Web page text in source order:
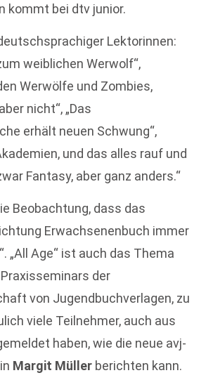
kommt bei dtv junior.
Lektorinnen:
weiblichen Werwolf“,
Werwölfe und Zombies,
nicht“, „Das
erhält neuen Schwung“,
und das alles rauf und
Fantasy, aber ganz anders.“
Beobachtung, dass das
Erwachsenenbuch immer
„All Age“ ist auch das Thema
der
von Jugendbuchverlagen, zu
viele Teilnehmer, auch aus
haben, wie die neue avj-
Margit Müller berichten kann.